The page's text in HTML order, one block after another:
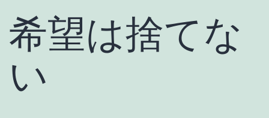
希望は捨てな
い